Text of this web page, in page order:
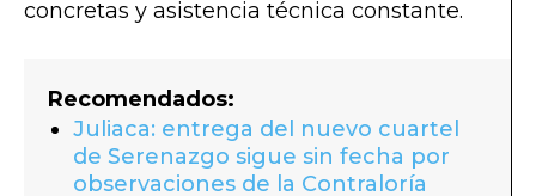
concretas y asistencia técnica constante.
Recomendados:
Juliaca: entrega del nuevo cuartel
de Serenazgo sigue sin fecha por
observaciones de la Contraloría